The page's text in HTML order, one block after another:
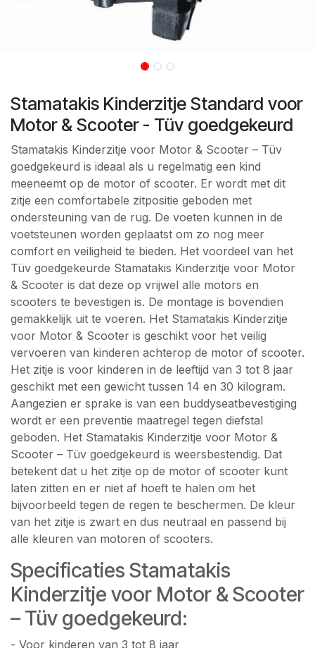
Stamatakis Kinderzitje Standard voor
Motor & Scooter - Tüv goedgekeurd
Stamatakis Kinderzitje voor Motor & Scooter – Tüv
goedgekeurd is ideaal als u regelmatig een kind
meeneemt op de motor of scooter. Er wordt met dit
zitje een comfortabele zitpositie geboden met
ondersteuning van de rug. De voeten kunnen in de
voetsteunen worden geplaatst om zo nog meer
comfort en veiligheid te bieden. Het voordeel van het
Tüv goedgekeurde Stamatakis Kinderzitje voor Motor
& Scooter is dat deze op vrijwel alle motors en
scooters te bevestigen is. De montage is bovendien
gemakkelijk uit te voeren. Het Stamatakis Kinderzitje
voor Motor & Scooter is geschikt voor het veilig
vervoeren van kinderen achterop de motor of scooter.
Het zitje is voor kinderen in de leeftijd van 3 tot 8 jaar
geschikt met een gewicht tussen 14 en 30 kilogram.
Aangezien er sprake is van een buddyseatbevestiging
wordt er een preventie maatregel tegen diefstal
geboden. Het Stamatakis Kinderzitje voor Motor &
Scooter – Tüv goedgekeurd is weersbestendig. Dat
betekent dat u het zitje op de motor of scooter kunt
laten zitten en er niet af hoeft te halen om het
bijvoorbeeld tegen de regen te beschermen. De kleur
van het zitje is zwart en dus neutraal en passend bij
alle kleuren van motoren of scooters.
Specificaties Stamatakis
Kinderzitje voor Motor & Scooter
– Tüv goedgekeurd:
- Voor kinderen van 3 tot 8 jaar